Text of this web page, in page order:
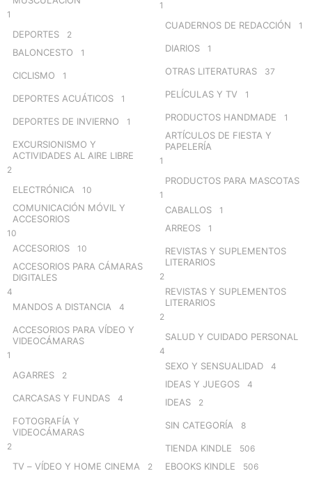
1
DEPORTES 2
BALONCESTO 1
CICLISMO 1
DEPORTES ACUÁTICOS 1
DEPORTES DE INVIERNO 1
EXCURSIONISMO Y
ACTIVIDADES AL AIRE LIBRE
2
ELECTRÓNICA 10
COMUNICACIÓN MÓVIL Y
ACCESORIOS
10
ACCESORIOS 10
ACCESORIOS PARA CÁMARAS
DIGITALES
4
MANDOS A DISTANCIA 4
ACCESORIOS PARA VÍDEO Y
VIDEOCÁMARAS
1
AGARRES 2
CARCASAS Y FUNDAS 4
FOTOGRAFÍA Y
VIDEOCÁMARAS
2
TV – VÍDEO Y HOME CINEMA 2
1
CUADERNOS DE REDACCIÓN 1
DIARIOS 1
OTRAS LITERATURAS 37
PELÍCULAS Y TV 1
PRODUCTOS HANDMADE 1
ARTÍCULOS DE FIESTA Y
PAPELERÍA
1
PRODUCTOS PARA MASCOTAS
1
CABALLOS 1
ARREOS 1
REVISTAS Y SUPLEMENTOS
LITERARIOS
2
REVISTAS Y SUPLEMENTOS
LITERARIOS
2
SALUD Y CUIDADO PERSONAL
4
SEXO Y SENSUALIDAD 4
IDEAS Y JUEGOS 4
IDEAS 2
SIN CATEGORÍA 8
TIENDA KINDLE 506
EBOOKS KINDLE 506